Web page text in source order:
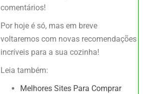
comentários!
Por hoje é só, mas em breve
voltaremos com novas recomendações
incríveis para a sua cozinha!
Leia também:
Melhores Sites Para Comprar